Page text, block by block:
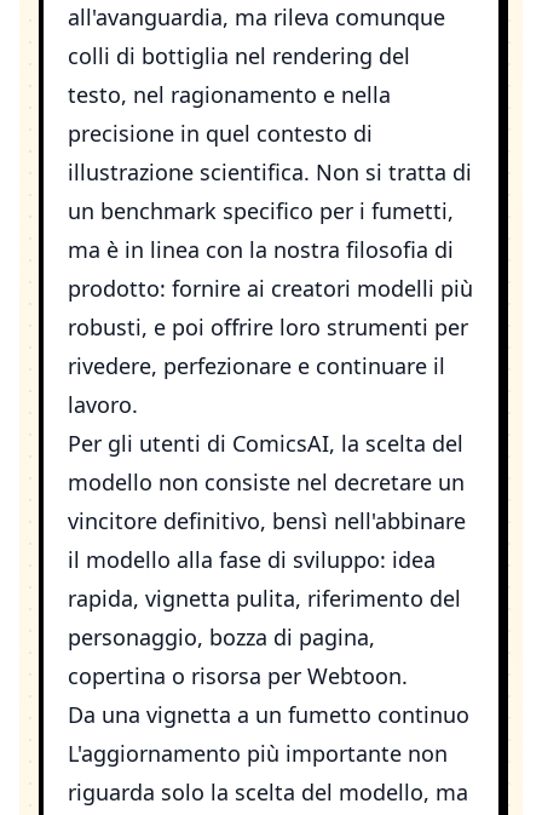
all'avanguardia, ma rileva comunque
colli di bottiglia nel rendering del
testo, nel ragionamento e nella
precisione in quel contesto di
illustrazione scientifica. Non si tratta di
un benchmark specifico per i fumetti,
ma è in linea con la nostra filosofia di
prodotto: fornire ai creatori modelli più
robusti, e poi offrire loro strumenti per
rivedere, perfezionare e continuare il
lavoro.
Per gli utenti di ComicsAI, la scelta del
modello non consiste nel decretare un
vincitore definitivo, bensì nell'abbinare
il modello alla fase di sviluppo: idea
rapida, vignetta pulita, riferimento del
personaggio, bozza di pagina,
copertina o risorsa per Webtoon.
Da una vignetta a un fumetto continuo
L'aggiornamento più importante non
riguarda solo la scelta del modello, ma